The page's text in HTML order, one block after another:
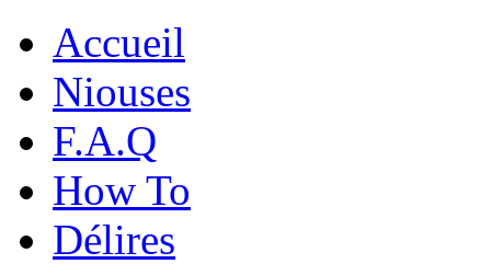
Accueil
Niouses
F.A.Q
How To
Délires